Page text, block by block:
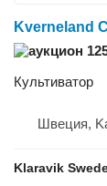
Kverneland
Культиватор
Швеция,
Klaravik